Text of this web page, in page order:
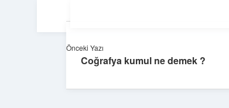
Önceki Yazı
Coğrafya kumul ne demek ?